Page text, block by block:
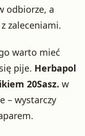
odbiorze, a
zaleceniami.
warto mieć
pije. Herbapol
20Sasz. w
– wystarczy